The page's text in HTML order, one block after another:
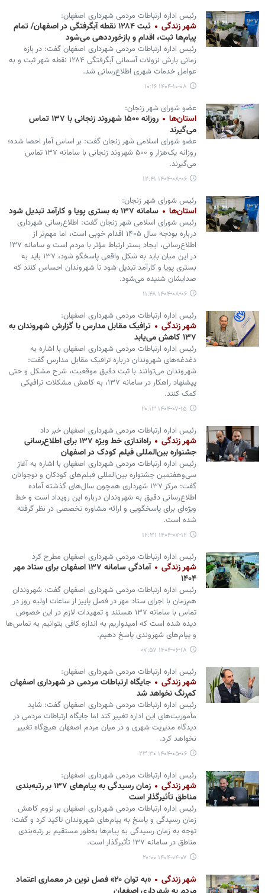
رئیس اداره ارتباطات مردمی شهرداری اصفهان:
شهر زندگی
ثبت ۱۲۸۴ نقطه آبگرفتگی در اصفهان/ تمام
پیام‌ها ثبت، اقدام و بازخورددهی می‌شود
رئیس اداره ارتباطات مردمی شهرداری اصفهان گفت: در بازه
زمانی بارش نزولات آسمانی آبگرفتگی ۱۲۸۴ نقطه شهر ثبت و به
عوامل خدمات شهری اطلاع‌رسانی شد.
۱۴۰۴-۱۰-۰۸ ۱۰:۱۶
عضو شورای شهر زنجان:
استان‌ها
روزانه ۱۵۰۰ شهروند زنجانی با ۱۳۷ تماس
می‌گیرند
عضو شورای اسلامی شهر زنجان گفت: بر اساس آمار احصا شده؛
روزانه یک‌هزار و ۵۰۰ شهروند زنجانی با سامانه ۱۳۷ تماس
می‌گیرند.
۱۴۰۴-۰۸-۰۶ ۱۲:۴۱
رئیس شورای شهر زنجان:
استان‌ها سامانه ۱۳۷ به بستری پویا و کارآمد تبدیل شود
رئیس شورای اسلامی شهر زنجان گفت: اطلاع‌رسانی شهرداری
درباره بودجه سال ۱۴۰۵ اقدام خوبی است، اما مهم‌تر از
اطلاع‌رسانی، ایجاد بستر ارتباط مؤثر با مردم است و سامانه ۱۳۷
در این میان باید به شکل واقعی پاسخگو شود، ۱۳۷ باید به
بستری پویا و کارآمد تبدیل شود تا شهروندان احساس کنند که
صدایشان شنیده می‌شود.
۱۴۰۴-۰۸-۰۶ ۱۱:۴۸
رئیس اداره ارتباطات مردمی شهرداری اصفهان:
شهر زندگی
ترافیک مقابل مدارس با گزارش شهروندان به
۱۳۷ کاهش می‌یابد
رئیس اداره ارتباطات مردمی شهرداری اصفهان با اشاره به
دغدغه‌های شهروندان درباره ترافیک مقابل مدارس گفت:
شهروندان می‌توانند با ثبت دقیق موقعیت، شرح مشکل و حتی
پیشنهاد راهکار در سامانه ۱۳۷، به کاهش مشکلات ترافیکی
کمک کنند.
۱۴۰۴-۰۷-۱۵ ۲۰:۱۳
رئیس اداره ارتباطات مردمی شهرداری اصفهان خبر داد
شهر زندگی
راه‌اندازی خط ویژه ۱۳۷ برای اطلاع‌رسانی
جشنواره بین‌المللی فیلم‌ کودک در اصفهان
رئیس اداره ارتباطات مردمی شهرداری اصفهان با اشاره به آغاز
سی‌وهفتمین جشنواره بین‌المللی فیلم‌های کودکان و نوجوانان
گفت: مرکز ۱۳۷ شهرداری همچون سال‌های گذشته آماده
اطلاع‌رسانی دقیق به شهروندان درباره این رویداد است و خط
ویژه‌ای برای پاسخگویی و ارائه مشاوره تخصصی در نظر گرفته
شده است.
۱۴۰۴-۰۷-۱۲ ۱۲:۳۱
رئیس اداره ارتباطات مردمی شهرداری اصفهان مطرح کرد
شهر زندگی
آمادگی سامانه ۱۳۷ اصفهان برای ستاد مهر
۱۴۰۴
رئیس اداره ارتباطات مردمی شهرداری اصفهان گفت: شهروندان
هم‌زمان با اجرای ستاد مهر در فصل پاییز از ساعات اولیه روز در
تماس با سامانه ۱۳۷ هستند و تمهیدات لازم در این خصوص
دیده شده است که امیدواریم به اندازه کافی بتوانیم به تماس‌ها
و پیام‌های شهروندی پاسخ دهیم.
۱۴۰۴-۰۶-۱۸ ۰۷:۵۷
رئیس اداره ارتباطات مردمی شهرداری اصفهان:
شهر زندگی
جایگاه ارتباطات مردمی در شهرداری اصفهان
کم‌رنگ نخواهد شد
رئیس اداره ارتباطات مردمی شهرداری اصفهان گفت: شاید
مأموریت‌های این اداره تغییر کند اما جایگاه ارتباطات مردمی در
دیدگاه مدیریت شهری و در میان مردم اصفهان هیچ‌گاه تغییر
نخواهد کرد.
۱۴۰۴-۰۵-۰۶ ۲۳:۳۰
رئیس اداره ارتباطات مردمی شهرداری اصفهان:
شهر زندگی
زمان رسیدگی به پیام‌های ۱۳۷ بر رتبه‌بندی
مناطق تأثیرگذار است
رئیس اداره ارتباطات مردمی شهرداری اصفهان بر لزوم کاهش
زمان رسیدگی و پاسخ به پیام‌های شهروندان تاکید کرد و گفت:
توجه به زمان رسیدگی به پیام‌ها به‌طور مستقیم بر رتبه‌بندی
مناطق در سامانه ۱۳۷ تأثیرگذار است.
۱۴۰۴-۰۴-۰۷ ۲۰:۰۰
شهر زندگی
«به توان ۲۰» فصل نوین در معماری اعتماد